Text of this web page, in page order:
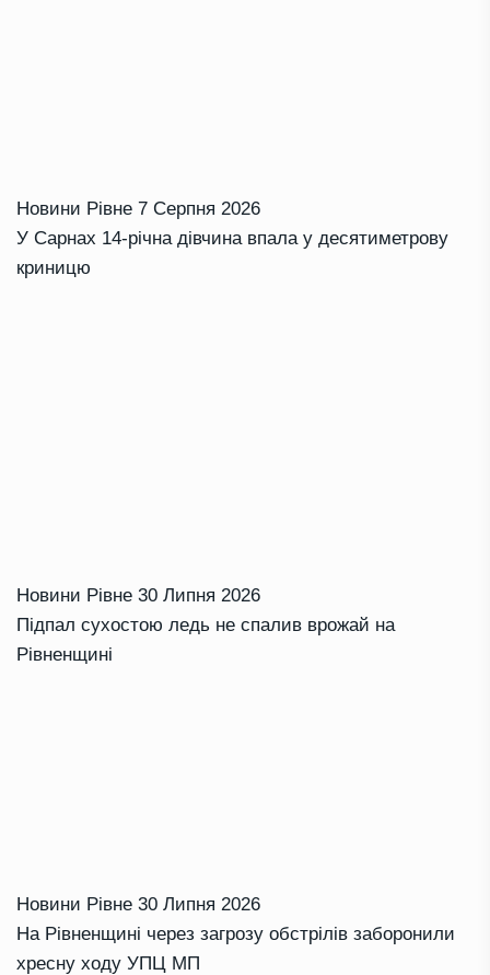
Новини Рівне 7 Серпня 2026
У Сарнах 14-річна дівчина впала у десятиметрову
криницю
Новини Рівне 30 Липня 2026
Підпал сухостою ледь не спалив врожай на
Рівненщині
Новини Рівне 30 Липня 2026
На Рівненщині через загрозу обстрілів заборонили
хресну ходу УПЦ МП